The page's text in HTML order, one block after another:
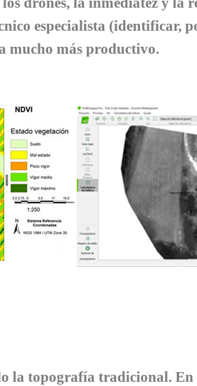
especialista (identificar,
mucho más productivo.
la topografía tradicional.